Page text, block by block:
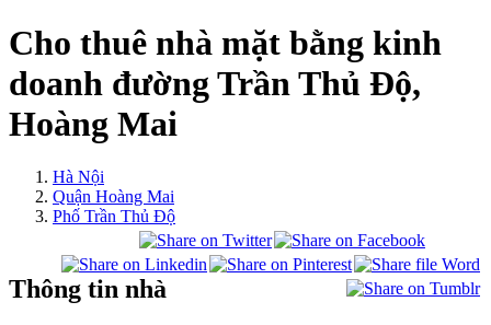
Cho thuê nhà mặt bằng kinh
doanh đường Trần Thủ Độ,
Hoàng Mai
Hà Nội
Quận Hoàng Mai
Phố Trần Thủ Độ
Thông tin nhà